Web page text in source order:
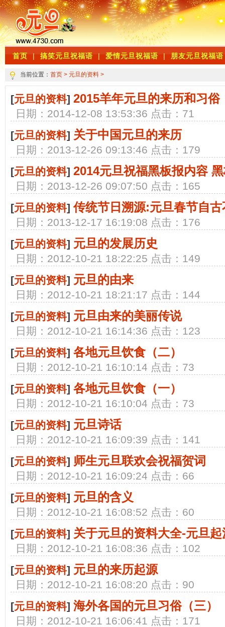
首页 | 搞笑元旦祝福语 | 爱情元旦祝福语 | 朋友元旦祝福语
当前位置： 首页 > 元旦的资料 >
[元旦的资料] 2015羊年元旦的来历和习俗
日期：2014-12-08 13:53:36 点击：71
[元旦的资料] 关于中国元旦的来历
日期：2013-12-26 09:13:46 点击：179
[元旦的资料] 2014元旦祝福黑板报内容
日期：2013-12-26 09:07:50 点击：165
[元旦的资料]传统节日溯源:元旦春节自
日期：2013-12-17 16:19:08 点击：176
[元旦的资料] 元旦的发展历史
日期：2012-10-21 18:22:25 点击：149
[元旦的资料] 元旦的由来
日期：2012-10-21 18:21:17 点击：144
[元旦的资料] 元旦由来的美丽传说
日期：2012-10-21 16:14:36 点击：123
[元旦的资料] 各地元旦饮食（二）
日期：2012-10-21 16:10:14 点击：73
[元旦的资料] 各地元旦饮食（一）
日期：2012-10-21 16:10:04 点击：73
[元旦的资料] 元旦诗话
日期：2012-10-21 16:09:39 点击：141
[元旦的资料] 师生元旦联欢会祝福贺词
日期：2012-10-21 16:09:24 点击：66
[元旦的资料] 元旦的含义
日期：2012-10-21 16:08:52 点击：60
[元旦的资料] 关于元旦的资料大全-元旦起
日期：2012-10-21 16:08:36 点击：102
[元旦的资料] 元旦的来历起源
日期：2012-10-21 16:08:20 点击：90
[元旦的资料] 海外各国的元旦习俗（三）
日期：2012-10-21 16:06:41 点击：171